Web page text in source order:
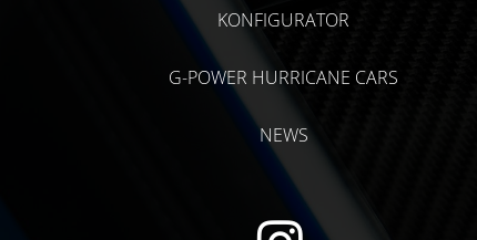
KONFIGURATOR
G-POWER HURRICANE CARS
NEWS